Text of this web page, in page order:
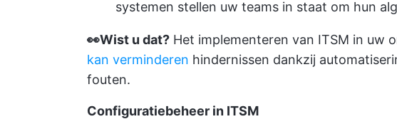
systemen stellen uw teams in staat om hun
👀Wist u dat? Het implementeren van ITSM in uw
kan verminderen hindernissen dankzij
fouten.
Configuratiebeheer in ITSM